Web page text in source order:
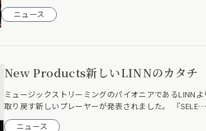
ニュース
New Products新しいLINNのカタチ
ミュージックストリーミングのパイオニアであるLINN
取り戻す新しいプレーヤーが発表されました。 『SELE…
ニュース